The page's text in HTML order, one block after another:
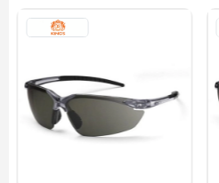
Khẩu trang than hoạt tính